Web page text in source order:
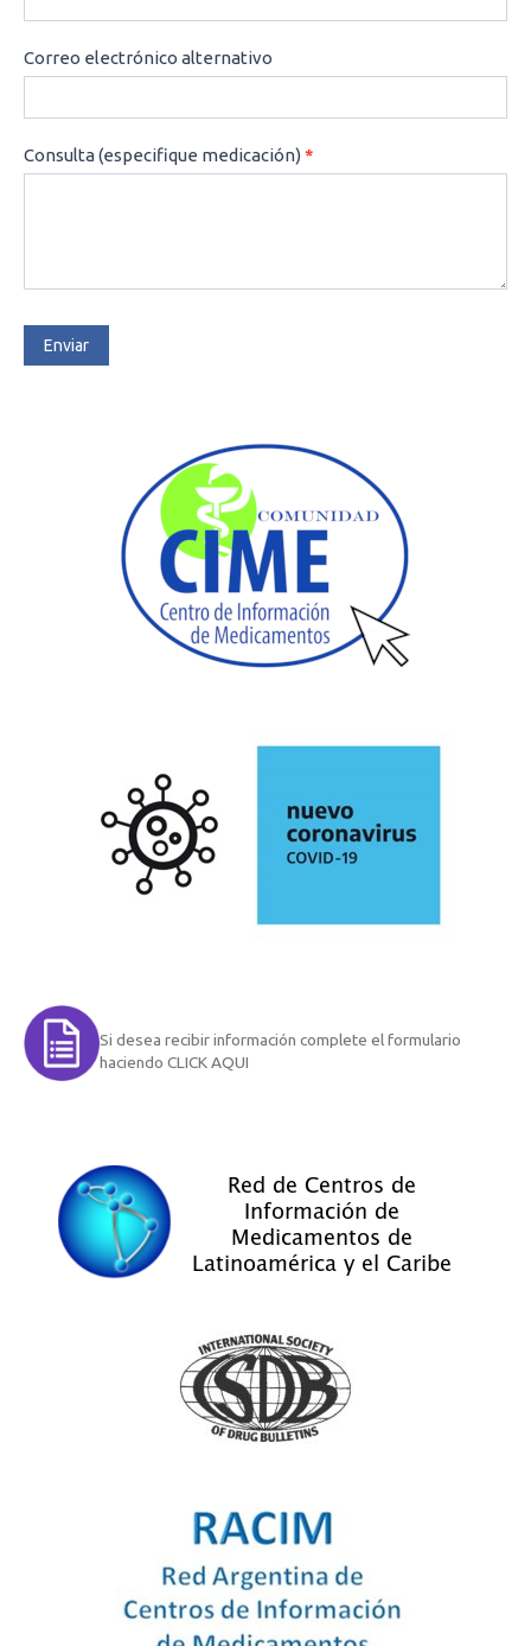
Correo electrónico alternativo
Consulta (especifique medicación)*
Enviar
Si desea recibir información complete el formulario
haciendo CLICK AQUI